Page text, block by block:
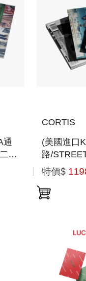
通
張
CORTIS
(美國進口
路/
迷你專輯
「
特價$